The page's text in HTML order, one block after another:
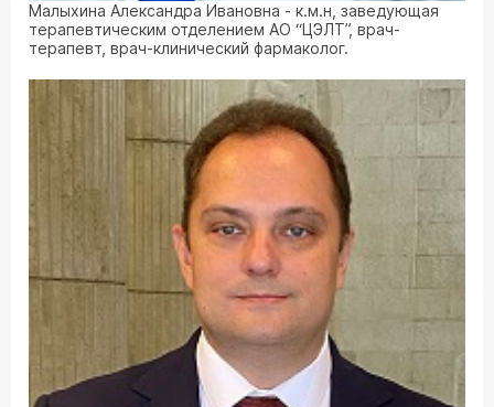
Малыхина Александра Ивановна - к.м.н, заведующая
терапевтическим отделением АО “ЦЭЛТ”, врач-
терапевт, врач-клинический фармаколог.